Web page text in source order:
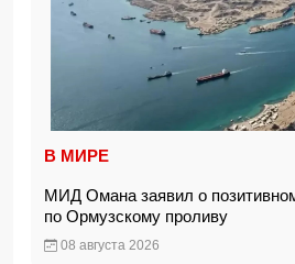
В МИРЕ
МИД Омана заявил о
по Ормузскому проливу
08 августа 2026